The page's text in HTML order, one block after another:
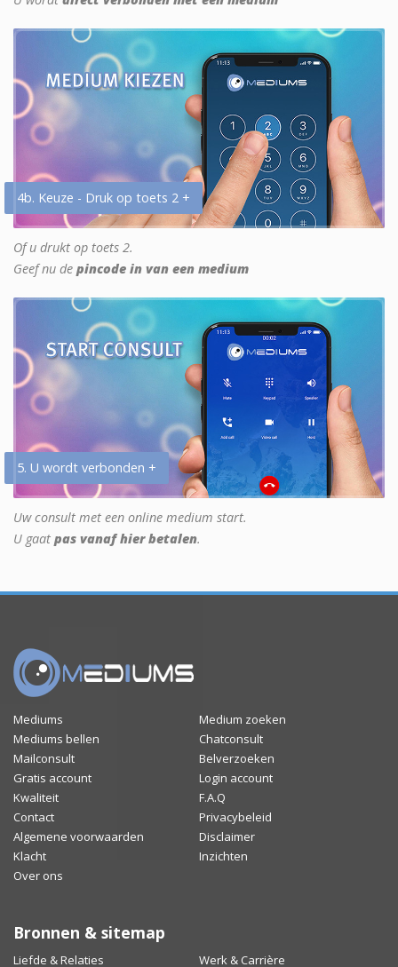
4b. Keuze - Druk op toets 2 +
Of u drukt op toets 2.
Geef nu de pincode in van een medium
5. U wordt verbonden +
Uw consult met een online medium start.
U gaat pas vanaf hier betalen.
Mediums
Medium zoeken
Mediums bellen
Chatconsult
Mailconsult
Belverzoeken
Gratis account
Login account
Kwaliteit
F.A.Q
Contact
Privacybeleid
Algemene voorwaarden
Disclaimer
Klacht
Inzichten
Over ons
Bronnen & sitemap
Liefde & Relaties Werk & Carrière